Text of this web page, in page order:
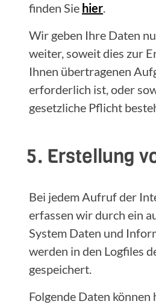
finden Sie hier.
Wir geben Ihre Daten
weiter, soweit dies zur
Ihnen übertragenen
erforderlich ist, oder
gesetzliche Pflicht
5. Erstellung
Bei jedem Aufruf der
erfassen wir durch ein
System Daten und
werden in den Logfiles
gespeichert.
Folgende Daten können